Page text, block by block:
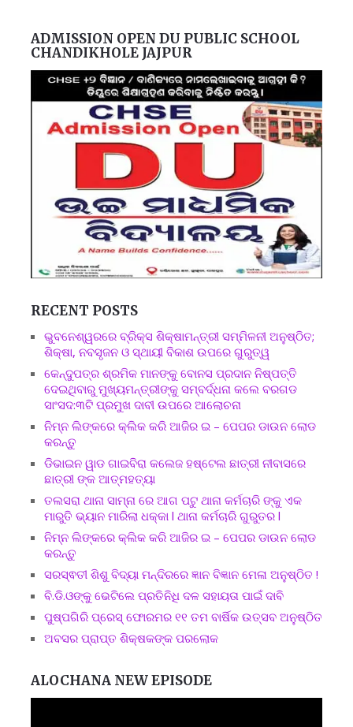
ADMISSION OPEN DU PUBLIC SCHOOL
CHANDIKHOLE JAJPUR
RECENT POSTS
ଭୁବନେଶ୍ୱରରେ ବ୍ରିକ୍ସ ଶିକ୍ଷାମନ୍ତ୍ରୀ ସମ୍ମିଳନୀ ଅନୁଷ୍ଠିତ;
ଶିକ୍ଷା, ନବସୃଜନ ଓ ସ୍ଥାୟୀ ବିକାଶ ଉପରେ ଗୁରୁତ୍ୱ
କେନ୍ଦୁପତ୍ର ଶ୍ରମିକ ମାନଙ୍କୁ ବୋନସ ପ୍ରଦାନ ନିଷ୍ପତ୍ତି
ଦେଇଥିବାରୁ ମୁଖ୍ୟମନ୍ତ୍ରୀଙ୍କୁ ସମ୍ବର୍ଦ୍ଧନା କଲେ ବରଗଡ
ସାଂସଦ:୩ଟି ପ୍ରମୁଖ ଦାବୀ ଉପରେ ଆଲୋଚନା
ନିମ୍ନ ଲିଙ୍କରେ କ୍ଲିକ କରି ଆଜିର ଇ – ପେପର ଡାଉନ ଲୋଡ
କରନ୍ତୁ
ଡିଭାଇନ ୱାଡ ଗାଇବିରା କଲେଜ ହଷ୍ଟେଲ ଛାତ୍ରୀ ନୀବାସରେ
ଛାତ୍ରୀ ଙ୍କ ଆତ୍ମହତ୍ୟା
ତଲସରା ଥାନା ସାମ୍ନା ରେ ଆଗ ପଟୁ ଥାନା କର୍ମଚାରି ଙ୍କୁ ଏକ
ମାରୁତି ଭ୍ୟାନ ମାରିଲା ଧକ୍କା l ଥାନା କର୍ମଚାରି ଗୁରୁତର l
ନିମ୍ନ ଲିଙ୍କରେ କ୍ଲିକ କରି ଆଜିର ଇ – ପେପର ଡାଉନ ଲୋଡ
କରନ୍ତୁ
ସରସ୍ଵତୀ ଶିଶୁ ବିଦ୍ୟା ମନ୍ଦିରରେ ଜ୍ଞାନ ବିଜ୍ଞାନ ମେଳା ଅନୁଷ୍ଠିତ !
ବି.ଡି.ଓଙ୍କୁ ଭେଟିଲେ ପ୍ରତିନିଧି ଦଳ ସହାୟତା ପାଇଁ ଦାବି
ପୁଷ୍ପଗିରି ପ୍ରେସ୍ ଫୋରମର ୧୧ ତମ ବାର୍ଷିକ ଉତ୍ସବ ଅନୁଷ୍ଠିତ
ଅବସର ପ୍ରାପ୍ତ ଶିକ୍ଷକଙ୍କ ପରଲୋକ
ALOCHANA NEW EPISODE